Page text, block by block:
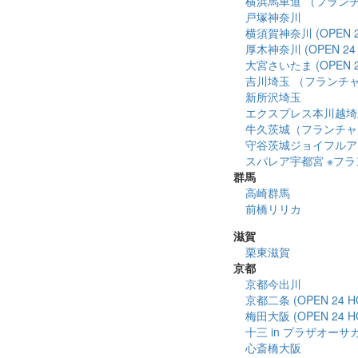
戸塚神奈川
横須賀神奈川 (OPEN
厚木神奈川 (OPEN
大宮さいたま (OPEN
吉川埼玉 （フランチ
新所沢埼玉
エクスプレス本川越
牛久茨城（フランチ
守谷茨城ジョイフル
スパレア宇都宮 ※フ
群馬
高崎群馬
前橋リリカ
滋賀
栗東滋賀
京都
京都今出川
京都二条 (OPEN 24
梅田大阪 (OPEN 24
十三 in プラザオーサ
心斎橋大阪